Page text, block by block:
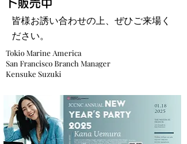
ト販売中
皆様お誘い合わせの上、ぜひご来場く
ださい。
Tokio Marine America
San Francisco Branch Manager
Kensuke Suzuki